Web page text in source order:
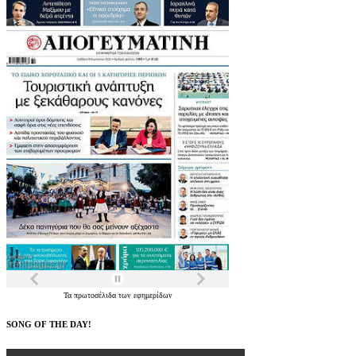
Τα πρωτοσέλιδα των εφημερίδων
SONG OF THE DAY!